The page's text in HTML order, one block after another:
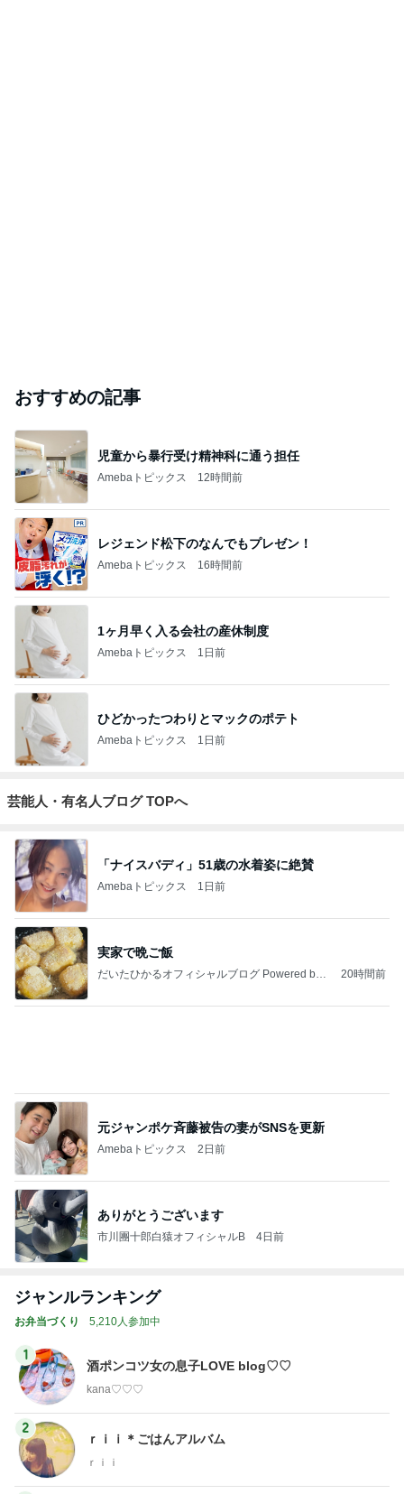
おすすめの記事
児童から暴行受け精神科に通う担任
Amebaトピックス 12時間前
レジェンド松下のなんでもプレゼン！
Amebaトピックス 16時間前
1ヶ月早く入る会社の産休制度
Amebaトピックス 1日前
ひどかったつわりとマックのポテト
Amebaトピックス 1日前
芸能人・有名人ブログ TOPへ
「ナイスバディ」51歳の水着姿に絶賛
Amebaトピックス 1日前
実家で晩ご飯
だいたひかるオフィシャルブログ Powered by
20時間前
ありがとうございます
市川團十郎白猿オフィシャルB
ジャンルランキング
お弁当づくり 5,210人参加中
kana♡♡♡
ｒｉｉ
3
みかぱちこ